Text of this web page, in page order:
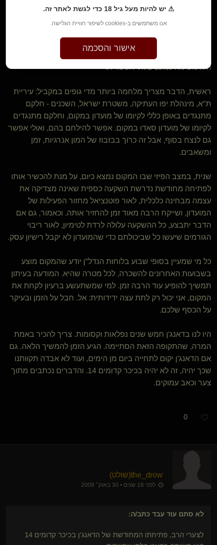
לא סתם עוד עבד
היא משימה כמעט בלתי אפשרית.
ראשית, הדבר מצריך מלחמה ביותר מדי גופים במקביל: עיריית
ת"א, מינהלת יפו העתיקה, משטרת ישראל, השכנים - חלקם
מתנגדים באופן כללי לקיומו של מועדון במקום, וחלקם מתנגדים
לקיומו של מועדון סאדו במקום. אפשר להילחם בהם, ואולי אפשר
גם לנצח בסוף, אבל זה כרוך בבזבוז של המון אנרגיות, זמן
ומשאבים.
שנית, במצב הפיזי שבו המקום נמצא כיום, על מנת להכשיר אותו
לפתיחה מחודשת נדרשת השקעה כספית שאינה מצדיקה את
עצמה מבחינה כלכלית, לאור פוטנציאל מחזור הפעילות של
המועדון, ושייקח הרבה מאוד זמן להחזיר אותה. וכאמור, גם אם
הדבר יתבצע, כל ההשקעה עלולה לרדת לטימיון, לאור ריבוי
הגורמים שיעשו כל שביכולתם כדי שהמועדון לא יקבל רישיון עסק.
כל מי שמעיין בסופי שבוע בלוחות הנדל"ן יודע שהמקום מוצע
בשבועות האחרונים להשכרה, לכל מטרה שהיא. המודעה בעיתון
תמשיך להופיע עוד הרבה זמן. למי שמשתעשע ברעיון לקחת את
המקום, אני יכול רק לתת עצה ידידותית: אל. חבל על הזמן ובעיקר
על הכסף שלכם.
היו לנו בדאנג'ן חמש שנים נפלאות וקסומות. צריך להכיר באמת
המרה, שהתקופה הזאת הסתיימה. הגיע הזמן להמשיך הלאה. גם
אם הדאנג'ן יקום לתחייה ביום מן הימים, ועוד לא אבדה תקוותנו
שכך יהיה, זה לא יהיה בכיכר קדומים 14. והדברים נכתבים מתוך
צער וכאב עמוקים.
0
the_drow​(שולט)
לפני 18 שנים • 30 באוק׳ 2008
לא סתם עוד עבד כתב/ה:
לצערי הרב, פתיחתו המחודשת של הדאנג'ן בכיכר קדומים 14
⚠ יש להיות מעל גיל 18 כדי לגשת לאתר זה.
אנו משתמשים ב-cookies לשיפור חוויית הגלישה.
אישור והסכמה